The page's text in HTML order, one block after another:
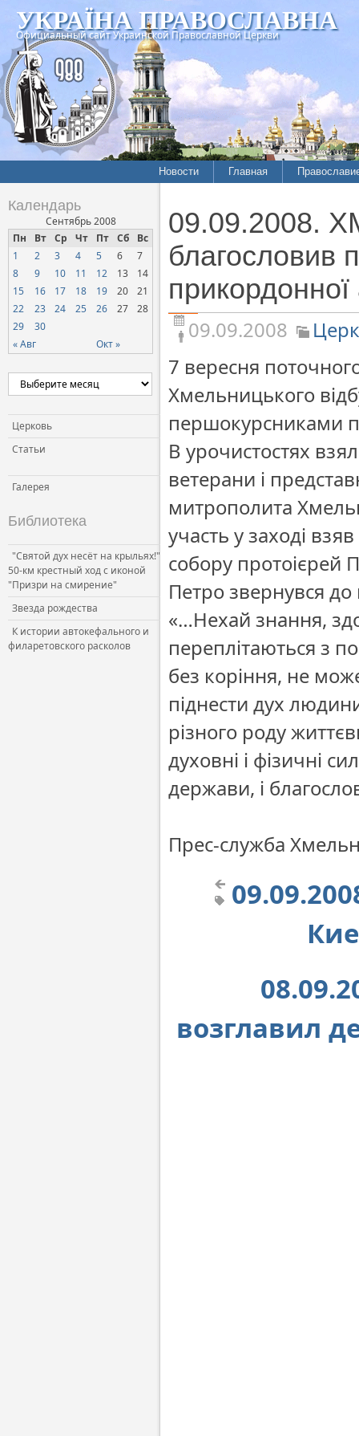
УКРАЇНА ПРАВОСЛАВНА
Официальный сайт Украинской Православной Церкви
Новости
Межконфессиональные
отношения
Нарушения прав
верующих
Официальная хроника
Расколы, ереси, секты
СОЦИАЛЬНОЕ
Церковь и власть
Церковь и общество
Церковь и СМИ
Главная
История
Хроники
Календарь
Сентябрь 2008
Пн
Вт Ср Чт Пт Сб Вс
« Авг Окт »
1 2 3 4 5 6
7
8
9 10 11 12 13
14
15
16 17 18 19 20
21
22
23 24 25 26 27
28
29
30
Церковь
Статьи
Галерея
Библиотека
"Святой дух несёт на крыльях!"
50-км крестный ход с иконой
"Призри на смирение"
Звезда рождества
К истории автокефального и
филаретовского расколов
09.09.2008.
благословив
прикордонної
09.09.2008
7 вересня
Хмельницького
першокурсниками
В урочистостях
ветерани і
митрополита
участь у заході
собору протоієрей
Петро звернувся до
«…Нехай знання,
переплітаються з
без коріння, не
піднести дух
різного роду
духовні і фізичні
держави, і
Прес-служба
возглавил